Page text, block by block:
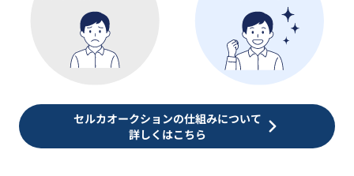
セルカオークションの仕組みについて
詳しくはこちら